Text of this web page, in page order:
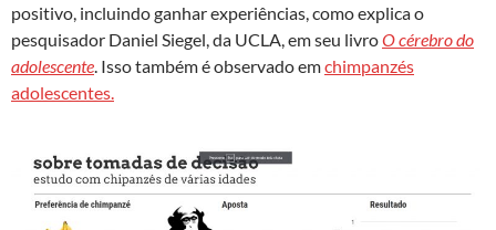
positivo, incluindo ganhar experiências, como explica o
pesquisador Daniel Siegel, da UCLA, em seu livroO cérebro do
adolescente. Isso também é observado emchimpanzés
adolescentes.